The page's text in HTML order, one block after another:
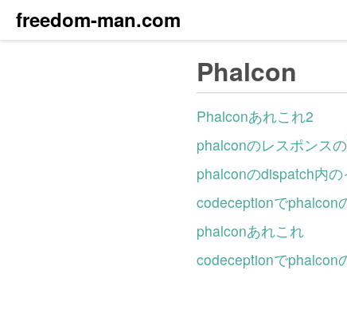
freedom-man.com
Phalcon
Phalconあれこれ2
phalconのレスポンス
phalconのdispatch内の
codeceptionでphalcon
phalconあれこれ
codeceptionでphalcon